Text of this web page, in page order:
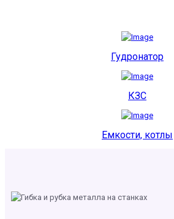
Гудронатор
КЗС
Емкости, котлы